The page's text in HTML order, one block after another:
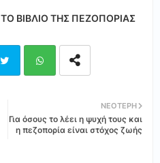
ΤΟ ΒΙΒΛΙΟ ΤΗΣ ΠΕΖΟΠΟΡΙΑΣ
tter ats
ΝΕΌΤΕΡΗ
Για όσους το λέει η ψυχή τους και
η πεζοπορία είναι στόχος ζωής